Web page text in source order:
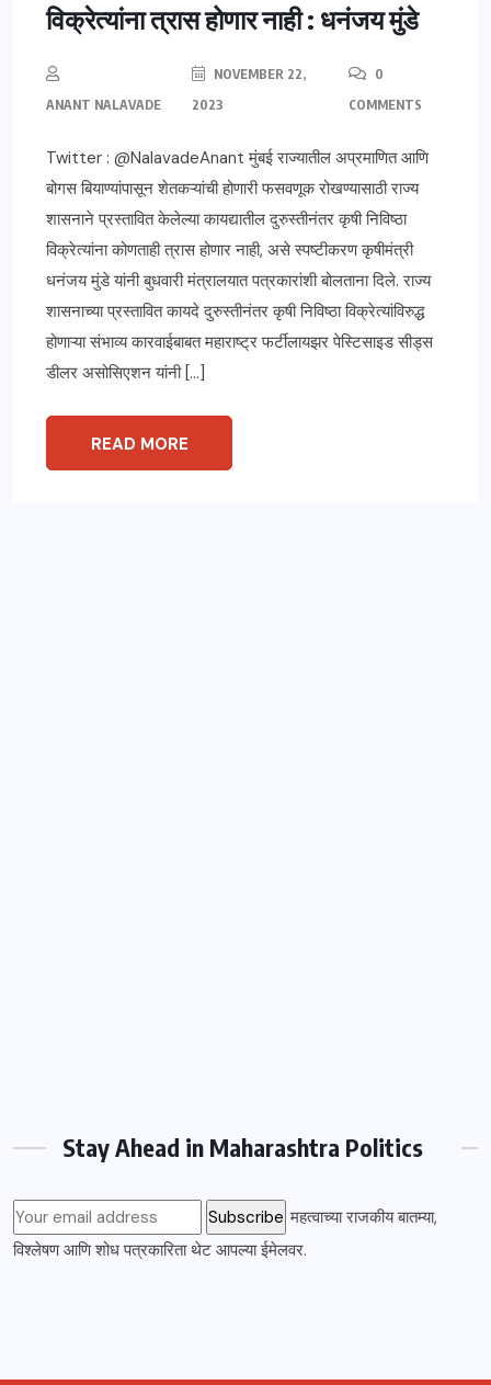
विक्रेत्यांना त्रास होणार नाही : धनंजय मुंडे
ANANT NALAVADE
NOVEMBER 22,
2023
0
COMMENTS
Twitter : @NalavadeAnant मुंबई राज्यातील अप्रमाणित आणि
बोगस बियाण्यांपासून शेतकऱ्यांची होणारी फसवणूक रोखण्यासाठी राज्य
शासनाने प्रस्तावित केलेल्या कायद्यातील दुरुस्तीनंतर कृषी निविष्ठा
विक्रेत्यांना कोणताही त्रास होणार नाही, असे स्पष्टीकरण कृषीमंत्री
धनंजय मुंडे यांनी बुधवारी मंत्रालयात पत्रकारांशी बोलताना दिले. राज्य
शासनाच्या प्रस्तावित कायदे दुरुस्तीनंतर कृषी निविष्ठा विक्रेत्यांविरुद्ध
होणाऱ्या संभाव्य कारवाईबाबत महाराष्ट्र फर्टीलायझर पेस्टिसाइड सीड्स
डीलर असोसिएशन यांनी […]
READ MORE
Stay Ahead in Maharashtra Politics
महत्वाच्या राजकीय बातम्या,
विश्लेषण आणि शोध पत्रकारिता थेट आपल्या ईमेलवर.